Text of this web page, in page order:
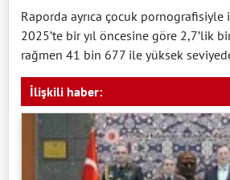
Raporda ayrıca çocuk pornografisiyle
2025’te bir yıl öncesine göre 2,7’lik
rağmen 41 bin 677 ile yüksek
İlişkili haber: